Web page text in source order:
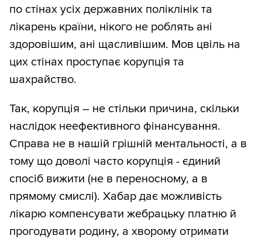
по стінах усіх державних поліклінік та
лікарень країни, нікого не роблять ані
здоровішим, ані щасливішим. Мов цвіль на
цих стінах проступає корупція та
шахрайство.
Так, корупція – не стільки причина, скільки
наслідок неефективного фінансування.
Справа не в нашій грішній ментальності, а в
тому що доволі часто корупція - єдиний
спосіб вижити (не в переносному, а в
прямому смислі). Хабар дає можливість
лікарю компенсувати жебрацьку платню й
прогодувати родину, а хворому отримати